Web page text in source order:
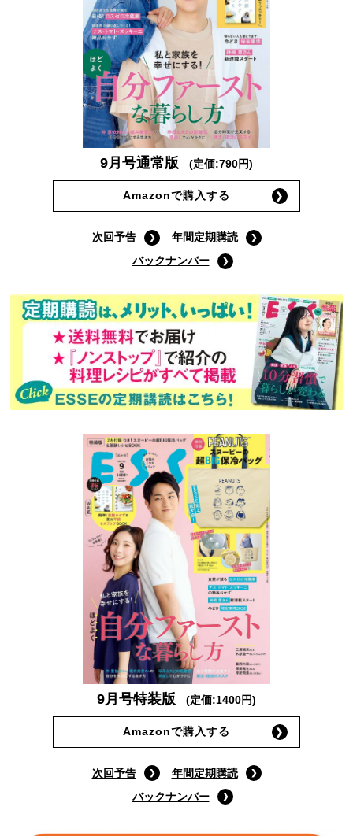
9月号通常版 (定価:790円)
Amazonで購入する
次回予告
年間定期購読
バックナンバー
9月号特装版 (定価:1400円)
Amazonで購入する
次回予告
年間定期購読
バックナンバー